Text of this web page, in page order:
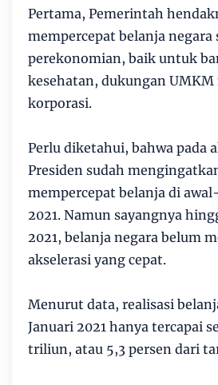
Pertama, Pemerintah
mempercepat belanja negara
perekonomian, baik untuk
kesehatan, dukungan UMKM
korporasi.
Perlu diketahui, bahwa pada
Presiden sudah
mempercepat belanja di
2021. Namun sayangnya
2021, belanja negara belum
akselerasi yang cepat.
Menurut data, realisasi
Januari 2021 hanya tercapai
triliun, atau 5,3 persen dari